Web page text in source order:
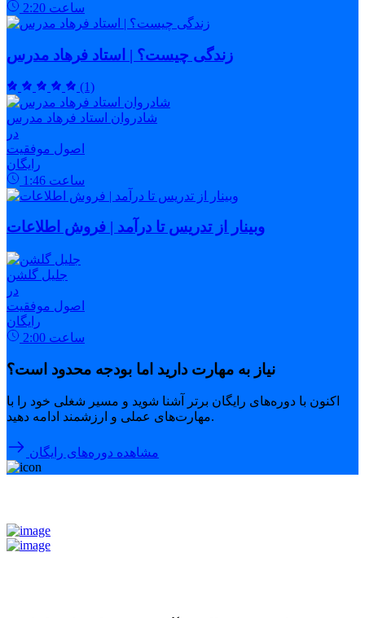
2:20 ساعت
زندگی چیست؟ | استاد فرهاد مدرس
(1)
شادروان استاد فرهاد مدرس
در
اصول موفقیت
رایگان
1:46 ساعت
وبینار از تدریس تا درآمد | فروش اطلاعات
جلیل گلشن
در
اصول موفقیت
رایگان
2:00 ساعت
نیاز به مهارت دارید اما بودجه محدود است؟
اکنون با دوره‌های رایگان برتر آشنا شوید و مسیر شغلی خود را با
مهارت‌های عملی و ارزشمند ادامه دهید.
مشاهده دوره‌های رایگان